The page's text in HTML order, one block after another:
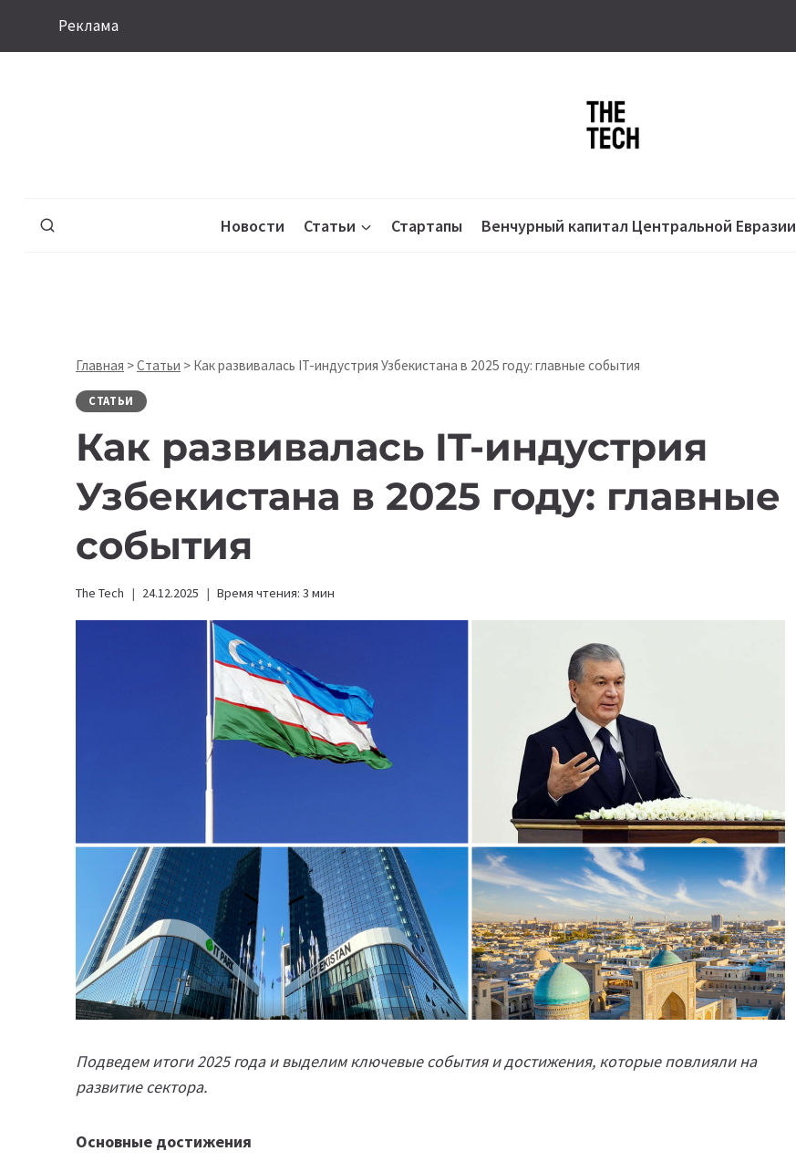
Реклама
Новости Статьи Стартапы Венчурный капитал Центральной Евразии
Главная >Статьи > Как развивалась IT-индустрия Узбекистана в 2025 году: главные события
СТАТЬИ
Как развивалась IT-индустрия
Узбекистана в 2025 году: главные
события
The Tech 24.12.2025 Время чтения: 3 мин
Подведем итоги 2025 года и выделим ключевые события и достижения, которые повлияли на
развитие сектора.
Основные достижения